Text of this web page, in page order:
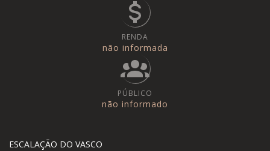
RENDA
não informada
PÚBLICO
não informado
ESCALAÇÃO DO VASCO